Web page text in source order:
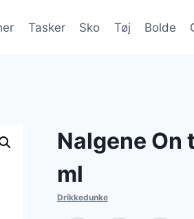
Tasker Sko Tøj Bolde
Nalgene On
ml
Drikkedunke